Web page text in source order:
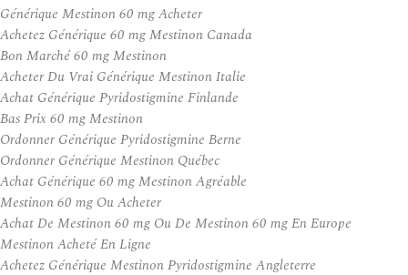
Générique Mestinon 60 mg Acheter
Achetez Générique 60 mg Mestinon Canada
Bon Marché 60 mg Mestinon
Acheter Du Vrai Générique Mestinon Italie
Achat Générique Pyridostigmine Finlande
Bas Prix 60 mg Mestinon
Ordonner Générique Pyridostigmine Berne
Ordonner Générique Mestinon Québec
Achat Générique 60 mg Mestinon Agréable
Mestinon 60 mg Ou Acheter
Achat De Mestinon 60 mg Ou De Mestinon 60 mg En Europe
Mestinon Acheté En Ligne
Achetez Générique Mestinon Pyridostigmine Angleterre